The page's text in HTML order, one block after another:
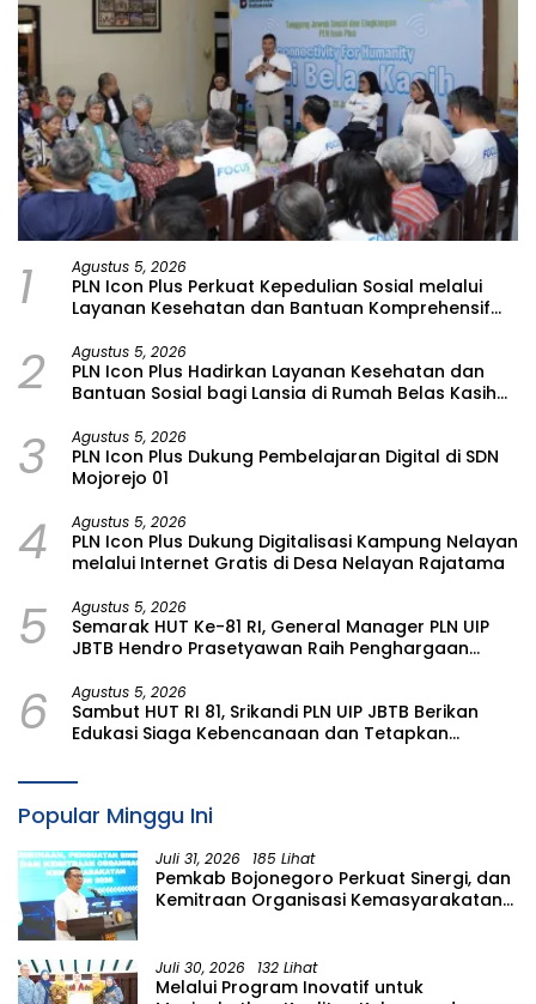
1 Agustus 5, 2026
PLN Icon Plus Perkuat Kepedulian Sosial melalui
Layanan Kesehatan dan Bantuan Komprehensif
2 Agustus 5, 2026
PLN Icon Plus Hadirkan Layanan Kesehatan dan
Bantuan Sosial bagi Lansia di Rumah Belas Kasih
3 Agustus 5, 2026
PLN Icon Plus Dukung Pembelajaran Digital di SDN
Mojorejo 01
4 Agustus 5, 2026
PLN Icon Plus Dukung Digitalisasi Kampung Nelayan
melalui Internet Gratis di Desa Nelayan Rajatama
5 Agustus 5, 2026
Semarak HUT Ke-81 RI, General Manager PLN UIP
JBTB Hendro Prasetyawan Raih Penghargaan
6 Agustus 5, 2026
Sambut HUT RI 81, Srikandi PLN UIP JBTB Berikan
Edukasi Siaga Kebencanaan dan Tetapkan
Kampung Aren Simacan Banyuwangi
Popular Minggu Ini
Juli 31, 2026 185 Lihat
Pemkab Bojonegoro Perkuat Sinergi, dan
Kemitraan Organisasi Kemasyarakatan
Juli 30, 2026 132 Lihat
Melalui Program Inovatif untuk